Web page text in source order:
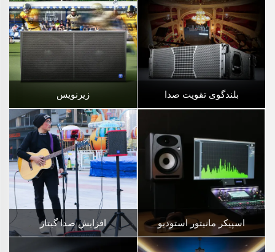
بلندگوی تقویت صدا زیرنویس
اسپیکر مانیتور استودیو افزایش صدا گیتار